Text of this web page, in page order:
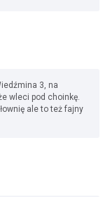
3, na
wleci pod choinkę.
ale to też fajny